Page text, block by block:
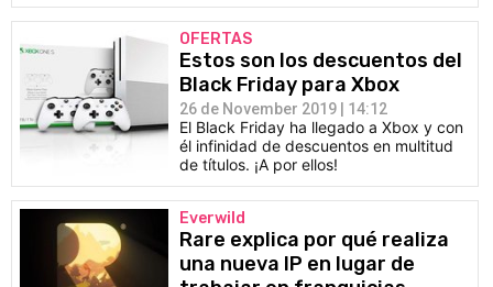
OFERTAS
Estos son los descuentos del
Black Friday para Xbox
26 de November 2019 | 14:12
El Black Friday ha llegado a Xbox y con
él infinidad de descuentos en multitud
de títulos. ¡A por ellos!
Everwild
Rare explica por qué realiza
una nueva IP en lugar de